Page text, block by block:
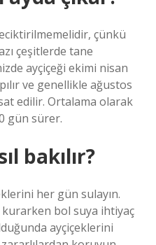
çünkü
çeşitlerde tane
ayçiçeği ekimi nisan
ve genellikle ağustos
edilir. Ortalama olarak
gün sürer.
bakılır?
her gün sulayın.
bol suya ihtiyaç
ayçiçeklerini